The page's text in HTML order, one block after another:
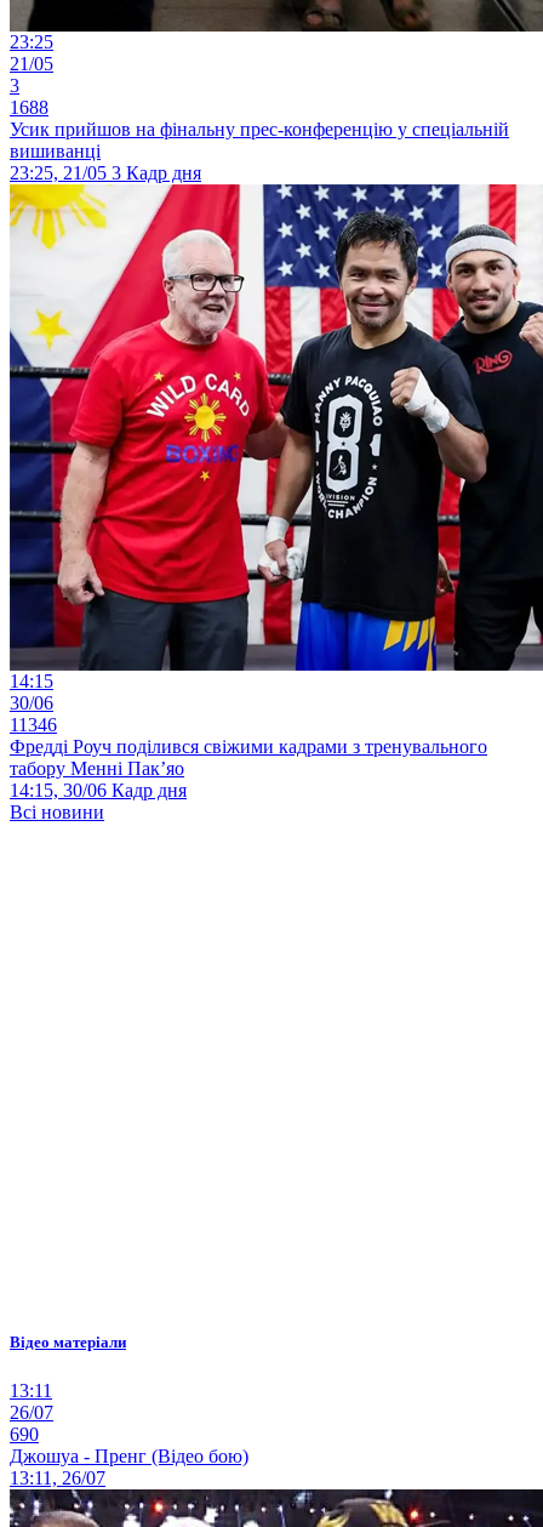
23:25
21/05
3
1688
Усик прийшов на фінальну прес-конференцію у спеціальній
вишиванці
23:25, 21/05 3 Кадр дня
14:15
30/06
11346
Фредді Роуч поділився свіжими кадрами з тренувального
табору Менні Пак’яо
14:15, 30/06 Кадр дня
Всі новини
Відео матеріали
13:11
26/07
690
Джошуа - Пренг (Відео бою)
13:11, 26/07